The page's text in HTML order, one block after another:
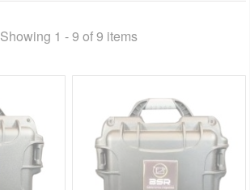
Showing 1 - 9 of 9 items